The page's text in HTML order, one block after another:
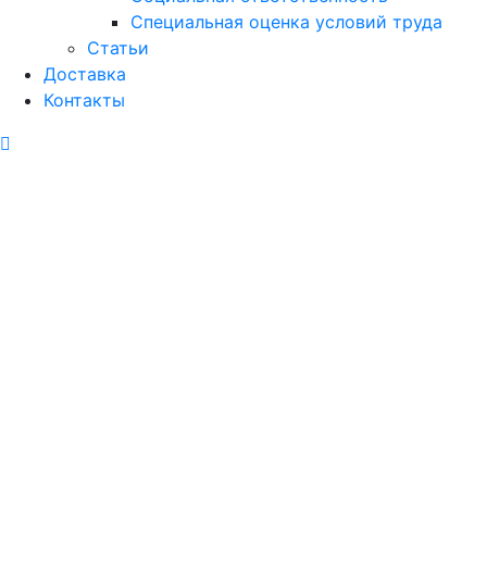
Специальная оценка условий труда
Статьи
Доставка
Контакты